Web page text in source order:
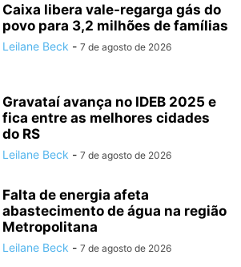
Caixa libera vale-regarga gás do
povo para 3,2 milhões de famílias
Leilane Beck - 7 de agosto de 2026
Gravataí avança no IDEB 2025 e
fica entre as melhores cidades
do RS
Leilane Beck - 7 de agosto de 2026
Falta de energia afeta
abastecimento de água na região
Metropolitana
Leilane Beck - 7 de agosto de 2026